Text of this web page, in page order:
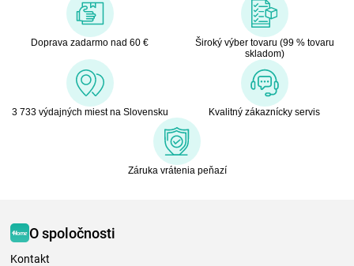
Doprava zadarmo nad 60 €
Široký výber tovaru (99 % tovaru
skladom)
3 733 výdajných miest na Slovensku Kvalitný zákaznícky servis
Záruka vrátenia peňazí
O spoločnosti
Kontakt